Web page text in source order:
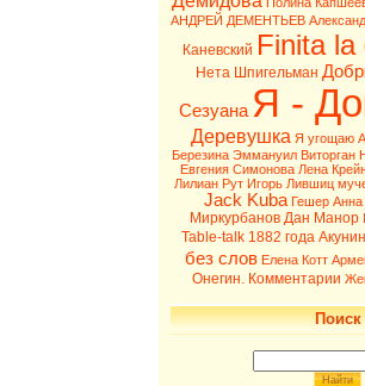
АНДРЕЙ ДЕМЕНТЬЕВ
Каневский Finita la
Нета Шпигельман
Сезуана Я -
Деревушка Я угощаю
Березина Эммануил Виторган
Евгения Симонова Лена
Лилиан Рут Игорь Лившиц
Jack Kuba Гешер Анна
Миркурбанов Дан Манор
Table-talk 1882 года Акунин
без слов Елена Котт
Онегин. Комментарии
Поиск